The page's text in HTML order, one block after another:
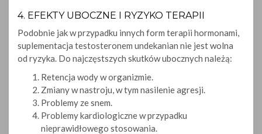
4. EFEKTY UBOCZNE I RYZYKO TERAPII
Podobnie jak w przypadku innych form terapii hormonami,
suplementacja testosteronem undekanian nie jest wolna
od ryzyka. Do najczęstszych skutków ubocznych należą:
Retencja wody w organizmie.
Zmiany w nastroju, w tym nasilenie agresji.
Problemy ze snem.
Problemy kardiologiczne w przypadku
nieprawidłowego stosowania.